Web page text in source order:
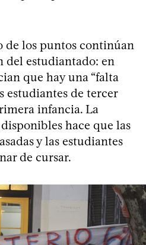
de los puntos continúan
del estudiantado: en
que hay una “falta
estudiantes de tercer
infancia. La
hace que las
y las estudiantes
de cursar.